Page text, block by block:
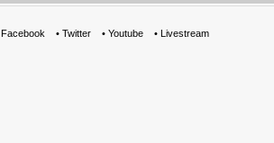
Facebook • Twitter • Youtube • Livestream